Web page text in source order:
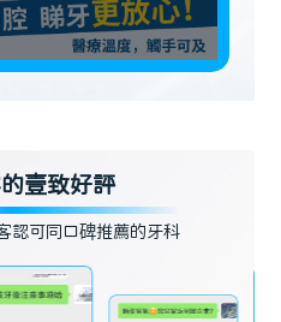
壹致好評
認可同口碑推薦的牙科